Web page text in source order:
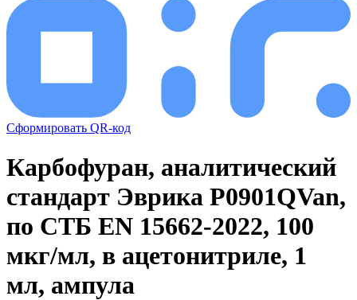
Сформировать QR-код
Карбофуран, аналитический
стандарт Эврика P0901QVan,
по СТБ EN 15662-2022, 100
мкг/мл, в ацетонитриле, 1
мл, ампула